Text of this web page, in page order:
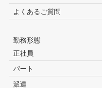
よくあるご質問
勤務形態
正社員
パート
派遣